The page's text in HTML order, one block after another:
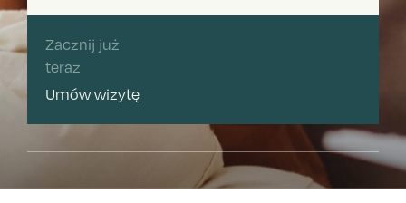
Zacznij już
teraz
Umów wizytę